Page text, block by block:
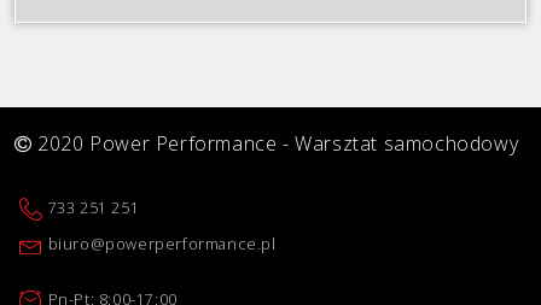
2020 Power Performance - Warsztat samochodowy
733 251 251
biuro@powerperformance.pl
Pn-Pt: 8:00-17:00